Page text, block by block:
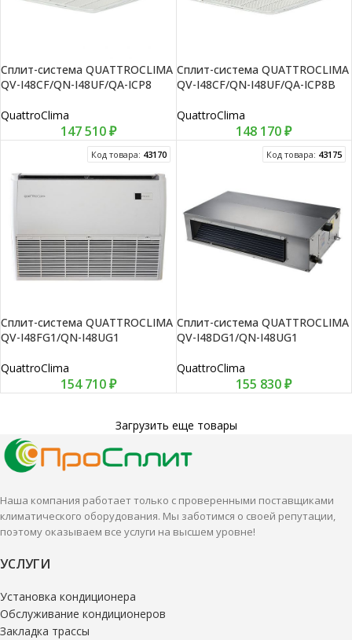
Сплит-система QUATTROCLIMA
QV-I48CF/QN-I48UF/QA-ICP8
QuattroClima
147 510₽
Сплит-система QUATTROCLIMA
QV-I48CF/QN-I48UF/QA-ICP8B
QuattroClima
148 170₽
Код товара: 43170
Сплит-система QUATTROCLIMA
QV-I48FG1/QN-I48UG1
QuattroClima
154 710₽
Код товара: 43175
Сплит-система QUATTROCLIMA
QV-I48DG1/QN-I48UG1
QuattroClima
155 830₽
Загрузить еще товары
Наша компания работает только с проверенными поставщиками
климатического оборудования. Мы заботимся о своей репутации,
поэтому оказываем все услуги на высшем уровне!
УСЛУГИ
Установка кондиционера
Обслуживание кондиционеров
Закладка трассы